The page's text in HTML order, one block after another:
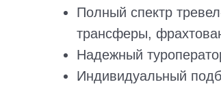
Полный спектр
трансферы,
Надежный
Индивидуальный